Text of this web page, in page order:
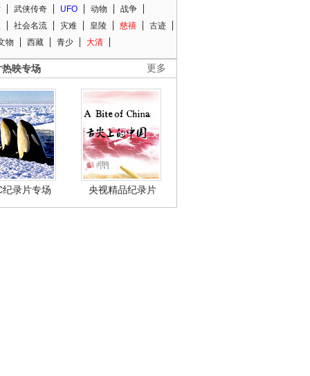
武侠传奇 UFO 动物
战争
社会名流 灾难 皇陵 慈禧
古迹
物
西藏 青少 大清
更多
映专场
纪录片专场 央视精品纪录片